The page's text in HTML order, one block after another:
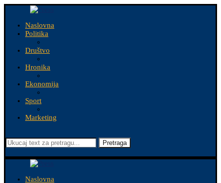
Naslovna
Politika
Društvo
Hronika
Ekonomija
Sport
Marketing
Pretraga
Naslovna